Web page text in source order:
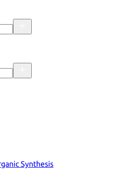
Synthesis